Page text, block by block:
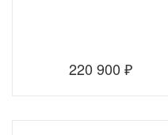
220 900₽